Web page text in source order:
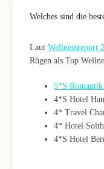
Welches sind die
Laut Wellnessreport
Rügen als Top
5*S
4*S Hotel
4* Travel
4* Hotel
4*S Hotel